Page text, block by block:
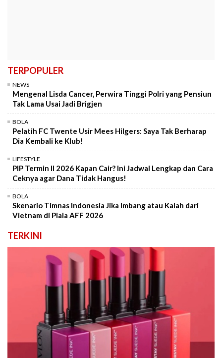
TERPOPULER
NEWS
Mengenal Lisda Cancer, Perwira Tinggi Polri yang Pensiun
Tak Lama Usai Jadi Brigjen
BOLA
Pelatih FC Twente Usir Mees Hilgers: Saya Tak Berharap
Dia Kembali ke Klub!
LIFESTYLE
PIP Termin II 2026 Kapan Cair? Ini Jadwal Lengkap dan Cara
Ceknya agar Dana Tidak Hangus!
BOLA
Skenario Timnas Indonesia Jika Imbang atau Kalah dari
Vietnam di Piala AFF 2026
TERKINI